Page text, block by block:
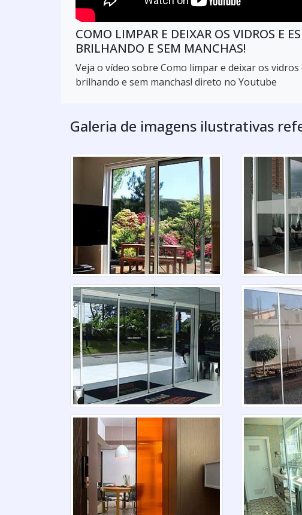
COMO LIMPAR E DEIXAR OS VIDROS E
BRILHANDO E SEM MANCHAS!
Veja o vídeo sobre Como limpar e deixar os vidros
brilhando e sem manchas! direto no Youtube
Galeria de imagens ilustrativas